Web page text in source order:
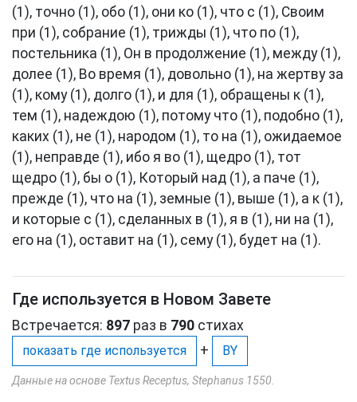
(1), точно (1), обо (1), они ко (1), что с (1), Своим
при (1), собрание (1), трижды (1), что по (1),
постельника (1), Он в продолжение (1), между (1),
долее (1), Во время (1), довольно (1), на жертву за
(1), кому (1), долго (1), и для (1), обращены к (1),
тем (1), надеждою (1), потому что (1), подобно (1),
каких (1), не (1), народом (1), то на (1), ожидаемое
(1), неправде (1), ибо я во (1), щедро (1), тот
щедро (1), бы о (1), Который над (1), а паче (1),
прежде (1), что на (1), земные (1), выше (1), а к (1),
и которые с (1), сделанных в (1), я в (1), ни на (1),
его на (1), оставит на (1), сему (1), будет на (1).
Где используется в Новом Завете
Встречается: 897 раз в 790 стихах
показать где используется + BY
Данные на основе Textus Receptus, Stephanus 1550.